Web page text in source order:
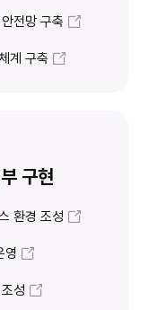
전망 구축
계 구축
구현
환경 조성
영
성